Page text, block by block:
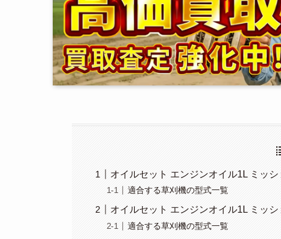
オイルセット エンジンオイル1L ミッ
適合する草刈機の型式一覧
オイルセット エンジンオイル1L ミッ
適合する草刈機の型式一覧